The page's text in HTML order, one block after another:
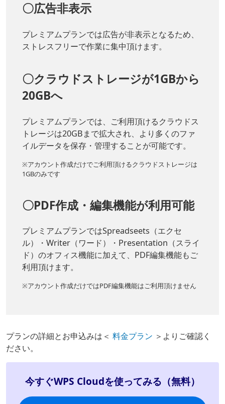
〇広告非表示
プレミアムプランでは広告が非表示となるため、
ストレスフリーで作業に集中頂けます。
〇クラウドストレージが1GBから
20GBへ
プレミアムプランでは、ご利用頂けるクラウドス
トレージは20GBまで拡大され、より多くのファ
イルデータを保存・管理することが可能です。
※アカウント作成だけでご利用頂けるクラウドストレージは
1GBのみです
〇PDF作成・編集機能が利用可能
プレミアムプランではSpreadseets（エクセ
ル）・Writer（ワード）・Presentation（スライ
ド）のオフィス機能に加えて、PDF編集機能もご
利用頂けます。
※アカウント作成だけではPDF編集機能はご利用頂けません
プランの詳細とお申込みは＜ 料金プラン ＞よりご確認く
ださい。
今すぐWPS Cloudを使ってみる（無料）